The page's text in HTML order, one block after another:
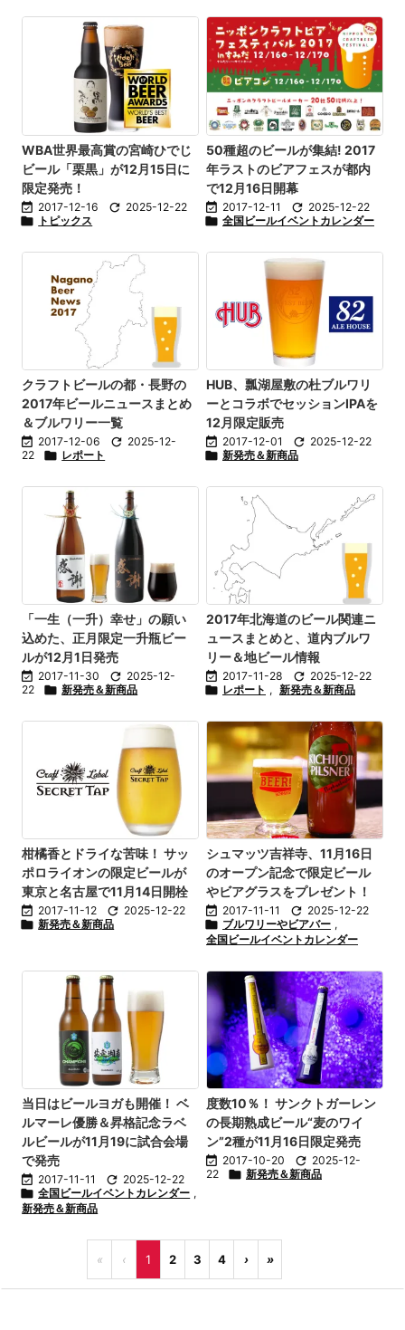
WBA世界最高賞の宮崎ひでじ
ビール「栗黒」が12月15日に
限定発売！
 2017-12-16  2025-12-22
 トピックス
50種超のビールが集結! 2017
年ラストのビアフェスが都内
で12月16日開幕
 2017-12-11  2025-12-22
 全国ビールイベントカレンダー
クラフトビールの都・長野の
2017年ビールニュースまとめ
＆ブルワリー一覧
 2017-12-06  2025-12-
22
 レポート
HUB、瓢湖屋敷の杜ブルワリ
ーとコラボでセッションIPAを
12月限定販売
 2017-12-01  2025-12-22
 新発売＆新商品
「一生（一升）幸せ」の願い
込めた、正月限定一升瓶ビー
ルが12月1日発売
 2017-11-30  2025-12-
22
 新発売＆新商品
2017年北海道のビール関連ニ
ュースまとめと、道内ブルワ
リー＆地ビール情報
 2017-11-28  2025-12-22
 レポート , 新発売＆新商品
柑橘香とドライな苦味！ サッ
ポロライオンの限定ビールが
東京と名古屋で11月14日開栓
 2017-11-12  2025-12-22
 新発売＆新商品
シュマッツ吉祥寺、11月16日
のオープン記念で限定ビール
やビアグラスをプレゼント！
 2017-11-11  2025-12-22
 ブルワリーやビアバー ,
全国ビールイベントカレンダー
当日はビールヨガも開催！ ベ
ルマーレ優勝＆昇格記念ラベ
ルビールが11月19に試合会場
で発売
 2017-11-11  2025-12-22
 全国ビールイベントカレンダー ,
新発売＆新商品
度数10％！ サンクトガーレン
の長期熟成ビール“麦のワイ
ン”2種が11月16日限定発売
 2017-10-20  2025-12-
22
 新発売＆新商品
« ‹ 1 2 3 4 › »